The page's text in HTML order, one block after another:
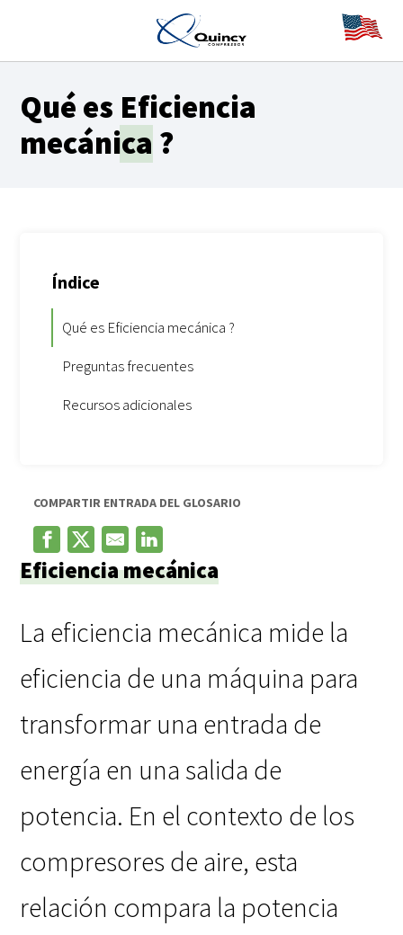
Qué es Eficiencia
mecánica ?
Índice
Qué es Eficiencia mecánica ?
Preguntas frecuentes
Recursos adicionales
COMPARTIR ENTRADA DEL GLOSARIO
Eficiencia mecánica
La eficiencia mecánica mide la
eficiencia de una máquina para
transformar una entrada de
energía en una salida de
potencia. En el contexto de los
compresores de aire, esta
relación compara la potencia